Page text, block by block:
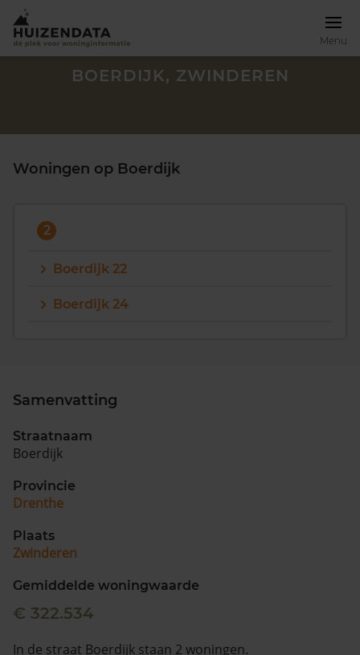
Menu
Vragen? Neem contact met ons op
Maandag t/m vrijdag - 08:00 -18:00
BOERDIJK, ZWINDEREN
Woningen op Boerdijk
2
Boerdijk 22
Boerdijk 24
Samenvatting
Straatnaam
Boerdijk
Provincie
Drenthe
Plaats
Zwinderen
Gemiddelde woningwaarde
€ 322.534
In de straat Boerdijk staan 2 woningen.